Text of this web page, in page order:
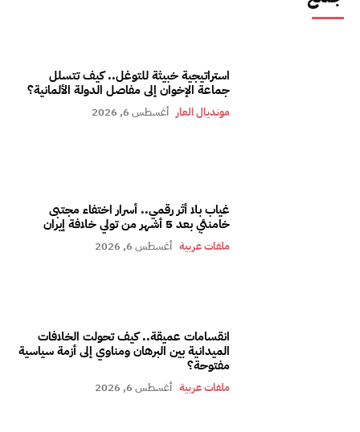
استراتيجية خبيثة للتوغل.. كيف تتسلل
جماعة الإخوان إلى مفاصل الدولة الألمانية؟
مونديال العار أغسطس 6, 2026
غياب بلا أثر رقمي.. أسرار اختفاء مجتبى
خامنئي بعد 5 أشهر من تولي خلافة إيران
ملفات عربية أغسطس 6, 2026
انقسامات عميقة.. كيف تحولت الخلافات
الميدانية بين البرهان ومناوي إلى أزمة سياسية
مفتوحة؟
ملفات عربية أغسطس 6, 2026